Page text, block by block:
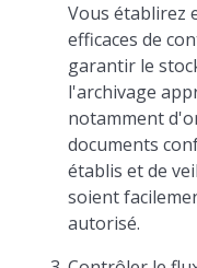
Vous établirez
efficaces de
garantir le
l'archivage
notamment
documents
établis et de
soient
autorisé.